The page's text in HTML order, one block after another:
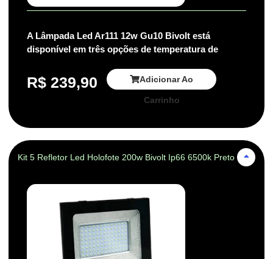
A Lâmpada Led Ar111 12w Gu10 Bivolt está
disponível em três opções de temperatura de
R$ 239,90 Adicionar Ao
Carrinho
Kit 5 Refletor Led Holofote 200w Bivolt Ip66 6500k Preto